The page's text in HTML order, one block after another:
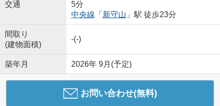
交通
5分
中央線 「 新守山 」駅 徒歩23分
間取り
(建物面積)
-(-)
築年月 2026年 9月(予定)
お問い合わせ(無料)